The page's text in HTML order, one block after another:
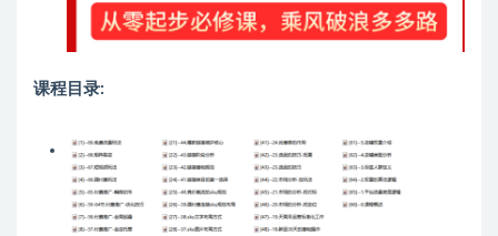
课程目录: